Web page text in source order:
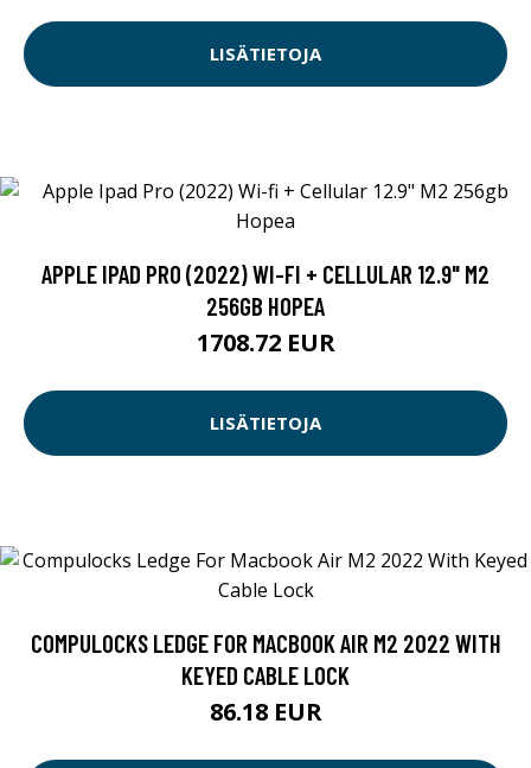
LISÄTIETOJA
APPLE IPAD PRO (2022) WI-FI + CELLULAR 12.9" M2
256GB HOPEA
1708.72 EUR
LISÄTIETOJA
COMPULOCKS LEDGE FOR MACBOOK AIR M2 2022 WITH
KEYED CABLE LOCK
86.18 EUR